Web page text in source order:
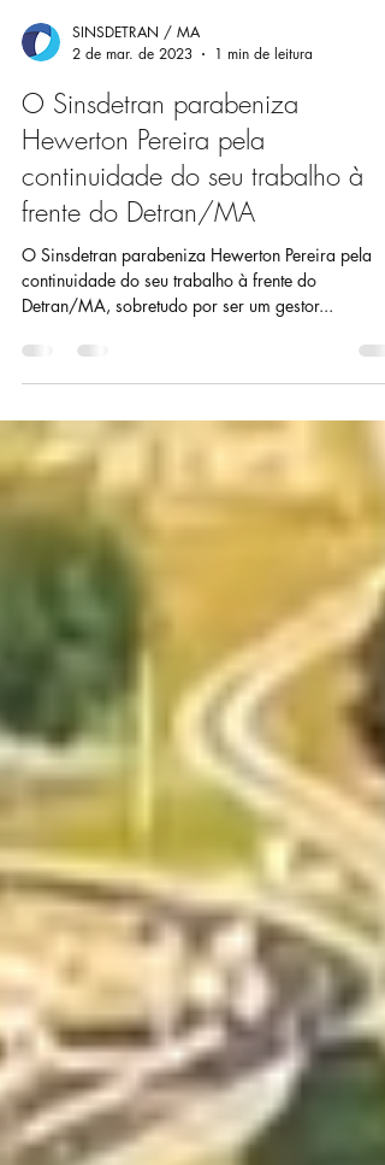
2 de mar. de 2023
1 min de leitura
O Sinsdetran parabeniza
Hewerton Pereira pela
continuidade do seu trabalho à
frente do Detran/MA
O Sinsdetran parabeniza Hewerton Pereira pela
Detran/MA, sobretudo por ser um gestor...